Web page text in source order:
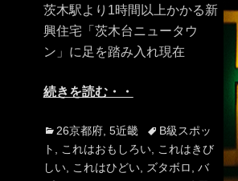
茨木駅より1時間以上かかる新
興住宅「茨木台ニュータウ
ン」に足を踏み入れ現在
続きを読む・・
Categories
26京都府, 5近畿 TagsB級スポッ
ト
これはおもしろい,
これはきび
しい, これはひどい, ズタボロ
バ